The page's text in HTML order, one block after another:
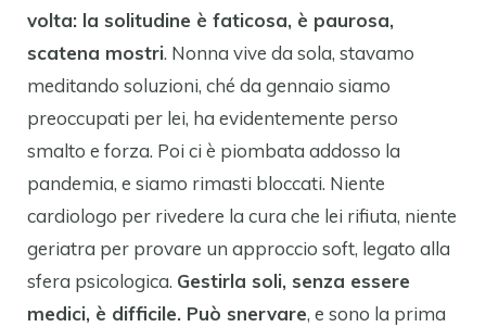
volta: la solitudine è faticosa, è paurosa,
scatena mostri. Nonna vive da sola, stavamo
meditando soluzioni, ché da gennaio siamo
preoccupati per lei, ha evidentemente perso
smalto e forza. Poi ci è piombata addosso la
pandemia, e siamo rimasti bloccati. Niente
cardiologo per rivedere la cura che lei rifiuta, niente
geriatra per provare un approccio soft, legato alla
sfera psicologica. Gestirla soli, senza essere
medici, è difficile. Può snervare, e sono la prima